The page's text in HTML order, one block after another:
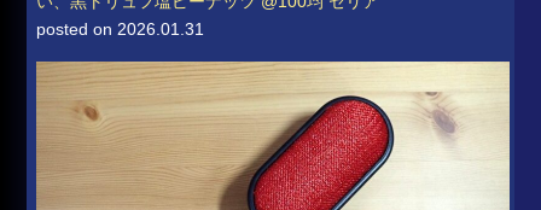
posted on 2026.01.31